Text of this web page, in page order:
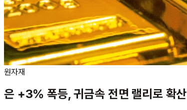
원자재
은 +3% 폭등, 귀금속 전면 랠리로 확산